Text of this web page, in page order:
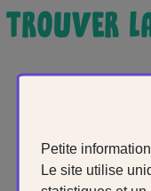
Petite
Le site utilise
TROUVER